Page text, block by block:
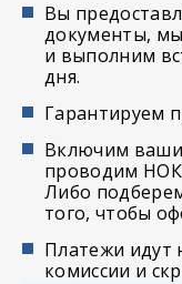
Вы
документы,
и выполним
дня.
Гарантируем
Включим
проводим НОК
Либо
того, чтобы
Платежи идут
комиссии и